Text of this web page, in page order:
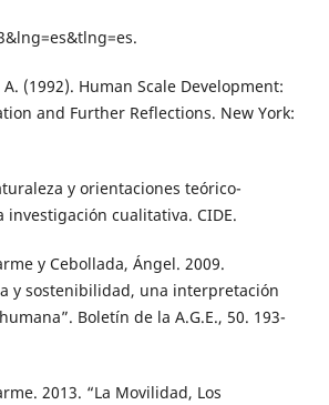
(1992). Human Scale Development:
and Further Reflections. New York:
y orientaciones teórico-
investigación cualitativa. CIDE.
y Cebollada, Ángel. 2009.
y sostenibilidad, una interpretación
Boletín de la A.G.E., 50. 193-
2013. “La Movilidad, Los